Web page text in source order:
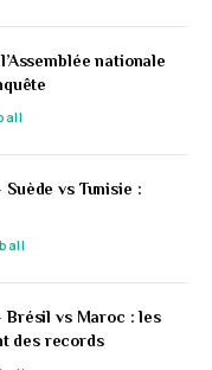
nationale
vs Tunisie :
Brésil vs Maroc : les
des records